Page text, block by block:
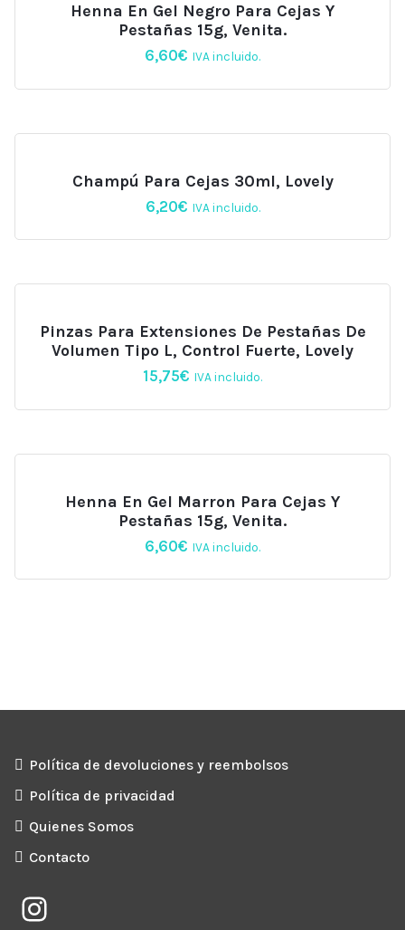
Henna En Gel Negro Para Cejas Y
Pestañas 15g, Venita.
6,60€ IVA incluido.
Champú Para Cejas 30ml, Lovely
6,20€ IVA incluido.
Pinzas Para Extensiones De Pestañas De
Volumen Tipo L, Control Fuerte, Lovely
15,75€ IVA incluido.
Henna En Gel Marron Para Cejas Y
Pestañas 15g, Venita.
6,60€ IVA incluido.
Política de devoluciones y reembolsos
Política de privacidad
Quienes Somos
Contacto